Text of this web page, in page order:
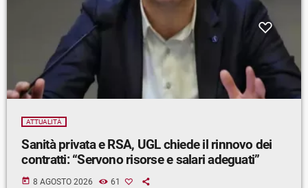
ATTUALITÀ
Sanità privata e RSA, UGL chiede il rinnovo dei
contratti: “Servono risorse e salari adeguati”
today 8 AGOSTO 2026 61